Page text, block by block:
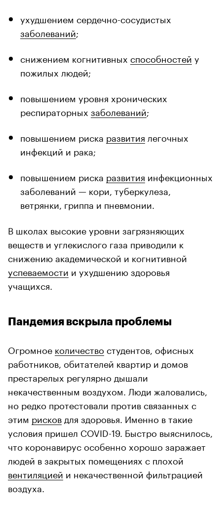
ухудшением сердечно-сосудистых
заболеваний;
снижением когнитивных способностей у
пожилых людей;
повышением уровня хронических
респираторных заболеваний;
повышением риска развития легочных
инфекций и рака;
повышением риска развития инфекционных
заболеваний — кори, туберкулеза,
ветрянки, гриппа и пневмонии.
В школах высокие уровни загрязняющих
веществ и углекислого газа приводили к
снижению академической и когнитивной
успеваемости и ухудшению здоровья
учащихся.
Пандемия вскрыла проблемы
Огромное количество студентов, офисных
работников, обитателей квартир и домов
престарелых регулярно дышали
некачественным воздухом. Люди жаловались,
но редко протестовали против связанных с
этим рисков для здоровья. Именно в такие
условия пришел COVID-19. Быстро выяснилось,
что коронавирус особенно хорошо заражает
людей в закрытых помещениях с плохой
вентиляцией и некачественной фильтрацией
воздуха.